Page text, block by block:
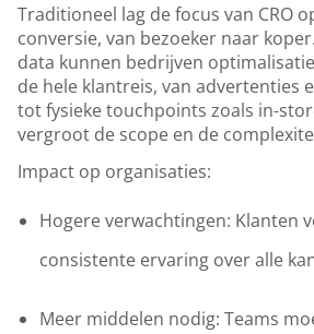
Traditioneel lag de focus van CRO
conversie, van bezoeker naar
data kunnen bedrijven
de hele klantreis, van advertenties
tot fysieke touchpoints zoals in-
vergroot de scope en de
Impact op organisaties:
Hogere verwachtingen: Klanten
consistente ervaring over alle
Meer middelen nodig: Teams